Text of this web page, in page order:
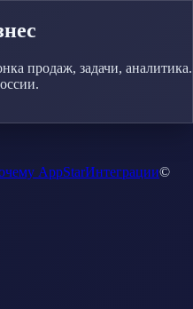
продаж, задачи, аналитика.
AppStarИнтеграции©